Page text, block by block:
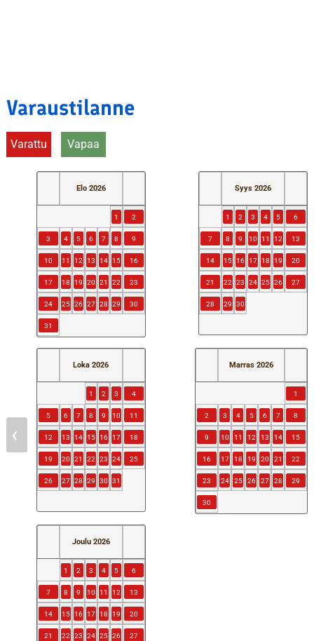
Varaustilanne
Varattu Vapaa
‹
Elo 2026
1 2
3 4 5 6 7 8 9
10 11 12 13 14 15 16
17 18 19 20 21 22 23
24 25 26 27 28 29 30
31
Syys 2026
1 2 3 4 5 6
7 8 9 10 11 12 13
14 15 16 17 18 19 20
21 22 23 24 25 26 27
28 29 30
Loka 2026
1 2 3 4
5 6 7 8 9 10 11
12 13 14 15 16 17 18
19 20 21 22 23 24 25
26 27 28 29 30 31
Marras 2026
1
2 3 4 5 6 7 8
9 10 11 12 13 14 15
16 17 18 19 20 21 22
23 24 25 26 27 28 29
30
Joulu 2026
1 2 3 4 5 6
7 8 9 10 11 12 13
14 15 16 17 18 19 20
21 22 23 24 25 26 27